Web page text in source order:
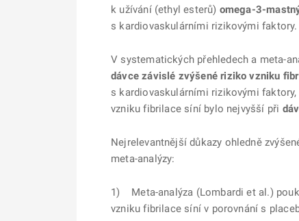
k užívání (ethyl esterů) omega-3-
s kardiovaskulárními rizikovými faktory.
V systematických přehledech a meta-
dávce závislé zvýšené riziko vzniku
s kardiovaskulárními rizikovými
vzniku fibrilace síní bylo nejvyšší při
Nejrelevantnější důkazy ohledně
meta-analýzy:
1) Meta-analýza (Lombardi et al.)
vzniku fibrilace síní v porovnání s